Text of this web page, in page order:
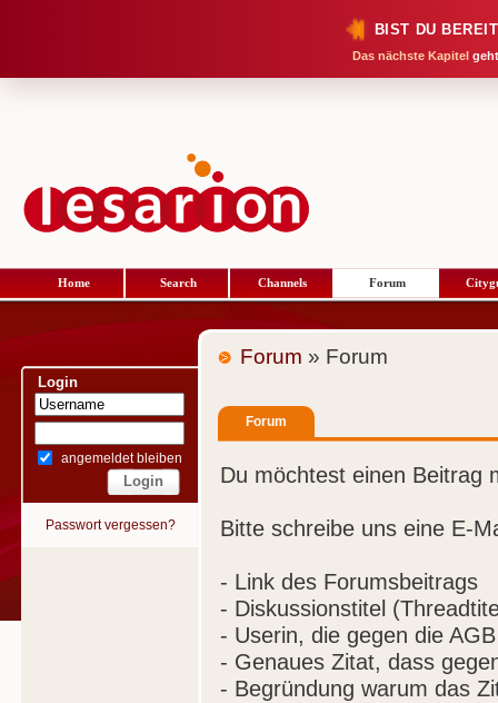
BIST DU
Das nächste Kapitel
Home Search Channels Forum
Login
angemeldet bleiben
Passwort vergessen?
Forum » Forum
Forum
Du möchtest einen Beitrag
Bitte schreibe uns eine E-
- Link des Forumsbeitrags
- Diskussionstitel
- Userin, die gegen die
- Genaues Zitat, dass
- Begründung warum das